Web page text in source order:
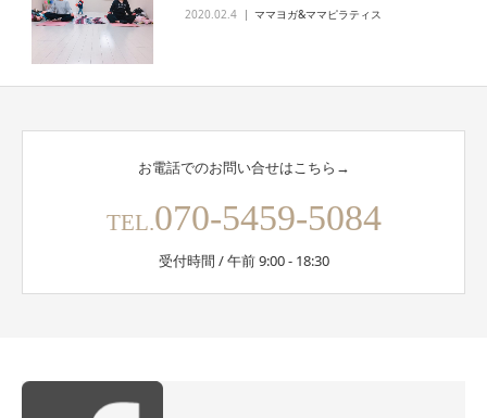
2020.02.4 ママヨガ&ママピラティス
お電話でのお問い合せはこちら→
TEL.070-5459-5084
受付時間 / 午前 9:00 - 18:30